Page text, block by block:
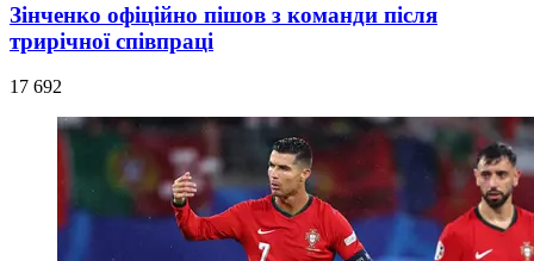
Зінченко офіційно пішов з команди після
трирічної співпраці
17 692